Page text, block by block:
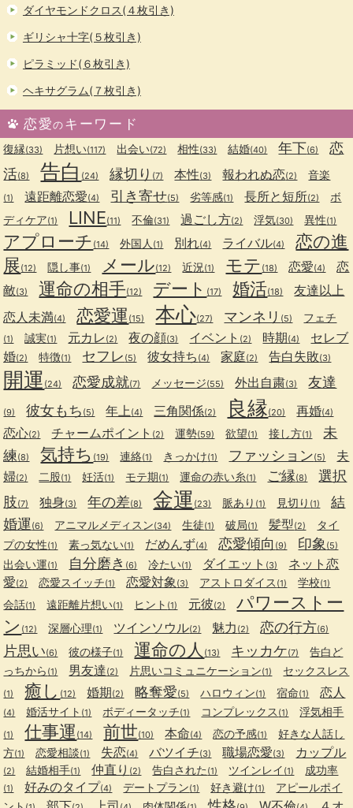
ダイヤモンドクロス(４枚引き)
ギリシャ十字(５枚引き)
ピラミッド(６枚引き)
ヘキサグラム(７枚引き)
恋愛のキーワード
復縁(33) 片想い(117) 出会い(72) 相性(33) 結婚(40) 年下(6)
恋
活(8) 告白 (24) 縁切り (7) 本性(3) 報われぬ恋(2) 音楽
(1) 遠距離恋愛(4) 引き寄せ(5) 劣等感(1) 長所と短所(2)
ボ
ディケア(1) LINE(11) 不倫(31) 過ごし方(2) 浮気(30) 異性(1)
アプローチ (14) 外国人 (1) 別れ(4) ライバル(4)
恋の進
展(12) 隠し事(1) メール(12) 近況 (1) モテ (18) 恋愛(4)
恋
敵(3) 運命の相手(12) デート (17) 婚活(18)
友達以上
恋人未満(4) 恋愛運 (15) 本心(27) マンネリ (5) フェチ
(1) 誠実(1) 元カレ (2) 夜の顔(3) イベント (2) 時期(4)
セレブ
婚(2) 特徴(1) セフレ (5) 彼女持ち (4) 家庭(2) 告白失敗(3)
開運 (24) 恋愛成就(7) メッセージ(55) 外出自粛(3) 友達
(9) 彼女もち (5) 年上 (4) 三角関係(2) 良縁(20) 再婚(4)
恋心(2) チャームポイント (2) 運勢(59) 欲望(1) 接し方(1)
未
練(8) 気持ち (19) 連絡(1) きっかけ(1) ファッション(5)
夫
婦(2) 二股(1) 妊活(1) モテ期(1) 運命の赤い糸(1) ご縁(8)
選択
肢(7) 独身(3) 年の差(8) 金運 (23) 脈あり (1) 見切り (1)
結
婚運(6) アニマルメディスン(34) 生徒(1) 破局(1) 髪型(2)
タイ
プの女性(1) 素っ気ない(1) だめんず(4) 恋愛傾向 (9) 印象 (5)
出会い運(1) 自分磨き (6) 冷たい(1) ダイエット (3)
ネット恋
愛(2) 恋愛スイッチ(1) 恋愛対象 (3) アストロダイス (1) 学校(1)
会話(1) 遠距離片想い(1) ヒント (1) 元彼(2)
パワーストー
ン (12) 深層心理(1) ツインソウル(2) 魅力 (2) 恋の行方(6)
片思い(6) 彼の様子(1) 運命の人 (13) キッカケ(7)
告白ど
っちから (1) 男友達(2) 片思いコミュニケーション(1) セックスレス
(1) 癒し (12) 婚期(2) 略奪愛(5) ハロウィン(1) 宿命(1) 恋人
(4) 婚活サイト (1) ボディータッチ(1) コンプレックス (1) 浮気相手
(1) 仕事運 (14) 前世(10) 本命(4) 恋の予感(1)
好きな人話し
方(1) 恋愛相談(1) 失恋(4) バツイチ(3) 職場恋愛(3) カップル
(2) 結婚相手(1) 仲直り (2) 告白された (1) ツインレイ (1) 成功率
(1) 好みのタイプ(4) デートプラン(1) 好き避け(1)
アピールポイ